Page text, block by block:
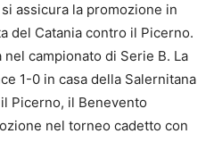
assicura la promozione in
del Catania contro il Picerno.
campionato di Serie B. La
1-0 in casa della Salernitana
Picerno, il Benevento
nel torneo cadetto con